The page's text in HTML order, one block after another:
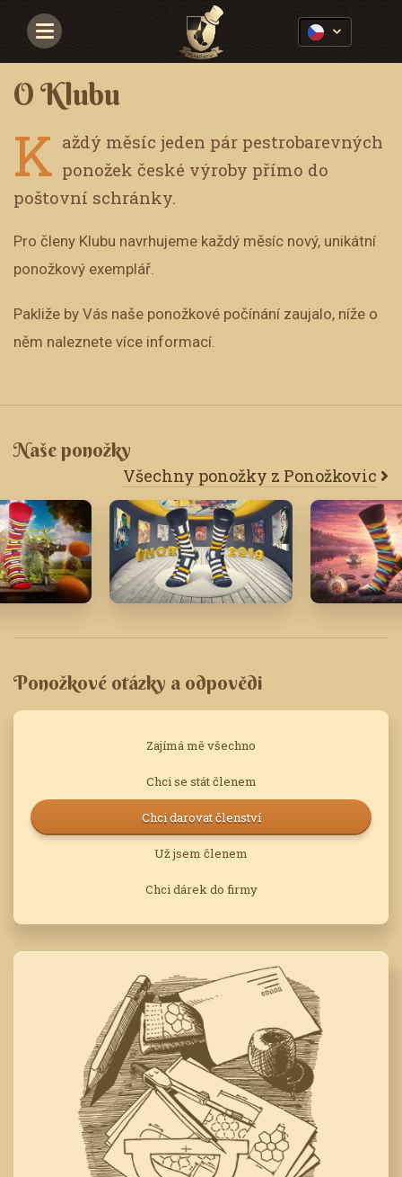
Navigace
O Klubu
K aždý měsíc jeden pár pestrobarevných
ponožek české výroby přímo do
poštovní schránky.
Pro členy Klubu navrhujeme každý měsíc nový, unikátní
ponožkový exemplář.
Pakliže by Vás naše ponožkové počínání zaujalo, níže o
něm naleznete více informací.
Naše ponožky
Všechny ponožky z Ponožkovic
Ponožkové otázky a odpovědi
Zajímá mě všechno
Chci se stát členem
Chci darovat členství
Už jsem členem
Chci dárek do firmy